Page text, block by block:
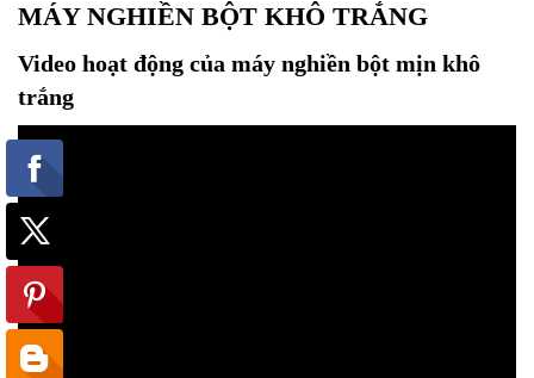
MÁY NGHIỀN BỘT KHÔ TRẮNG
Video hoạt động của máy nghiền bột mịn khô
trắng